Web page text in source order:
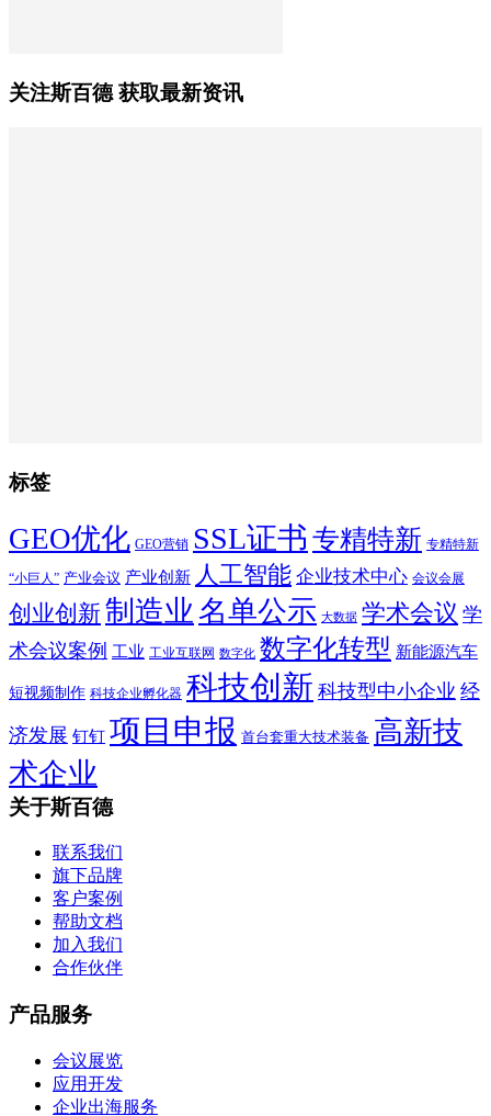
关注斯百德 获取最新资讯
标签
GEO优化 GEO营销 SSL证书 专精特新 专精特新
“小巨人” 产业会议 产业创新 人工智能 企业技术中心 会议会展
创业创新制造业 名单公示 大数据 学术会议 学
术会议案例 工业 工业互联网 数字化 数字化转型 新能源汽车
短视频制作 科技企业孵化器 科技创新 科技型中小企业 经
济发展 钉钉 项目申报 首台套重大技术装备 高新技
术企业
关于斯百德
联系我们
旗下品牌
客户案例
帮助文档
加入我们
合作伙伴
产品服务
会议展览
应用开发
企业出海服务